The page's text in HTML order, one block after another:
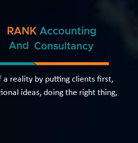
a reality by putting clients first,
ideas, doing the right thing,